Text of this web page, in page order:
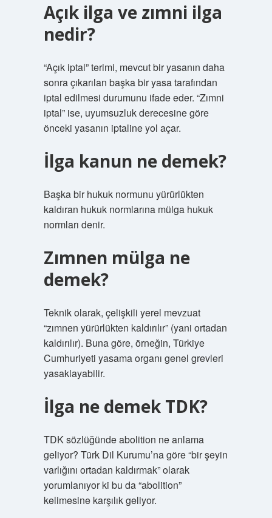
Açık ilga ve zımni ilga
nedir?
“Açık iptal” terimi, mevcut bir yasanın daha
sonra çıkarılan başka bir yasa tarafından
iptal edilmesi durumunu ifade eder. “Zımni
iptal” ise, uyumsuzluk derecesine göre
önceki yasanın iptaline yol açar.
İlga kanun ne demek?
Başka bir hukuk normunu yürürlükten
kaldıran hukuk normlarına mülga hukuk
normları denir.
Zımnen mülga ne
demek?
Teknik olarak, çelişkili yerel mevzuat
“zımnen yürürlükten kaldırılır” (yani ortadan
kaldırılır). Buna göre, örneğin, Türkiye
Cumhuriyeti yasama organı genel grevleri
yasaklayabilir.
İlga ne demek TDK?
TDK sözlüğünde abolition ne anlama
geliyor? Türk Dil Kurumu’na göre “bir şeyin
varlığını ortadan kaldırmak” olarak
yorumlanıyor ki bu da “abolition”
kelimesine karşılık geliyor.